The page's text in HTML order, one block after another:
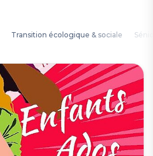
Transition écologique & sociale